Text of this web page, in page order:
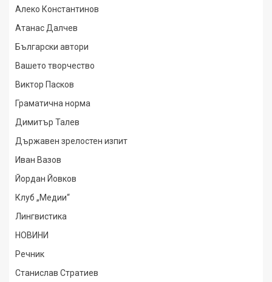
Алеко Константинов
Атанас Далчев
Български автори
Вашето творчество
Виктор Пасков
Граматична норма
Димитър Талев
Държавен зрелостен изпит
Иван Вазов
Йордан Йовков
Клуб „Медии“
Лингвистика
НОВИНИ
Речник
Станислав Стратиев